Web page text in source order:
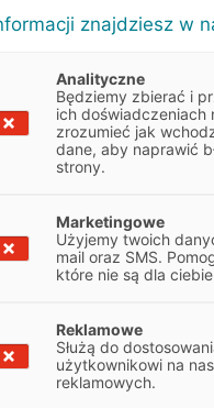
znajdziesz w
Analityczne
Będziemy zbierać i
ich doświadczeniach
zrozumieć jak
dane, aby naprawić
strony.
Marketingowe
Użyjemy twoich
mail oraz SMS.
które nie są dla
Reklamowe
Służą do
użytkownikowi na
reklamowych.